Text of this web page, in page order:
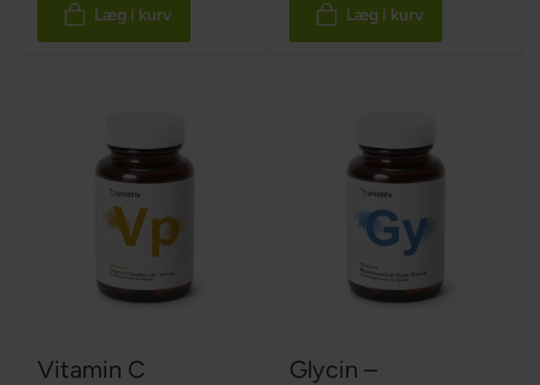
Læg i kurv Læg i kurv
Vitamin C
Glycin –